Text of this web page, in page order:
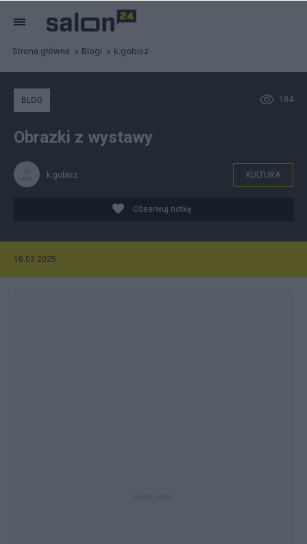
Strona główna Blogi k.gobisz
184
BLOG
Obrazki z wystawy
k.gobisz KULTURA
Obserwuj notkę
10.03.2025